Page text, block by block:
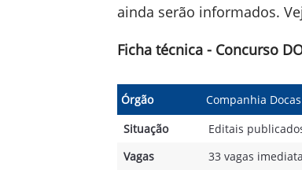
ainda serão informados.
Ficha técnica - Concurso
Órgão
Companhia Docas
Situação
Editais
Vagas
33 vagas